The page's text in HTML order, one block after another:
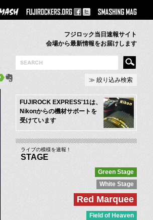
フジロック当日速報サイト
会場から最新情報をお届けします
≫ 絞り込み検索
FUJIROCK EXPRESS'11は、
Nikonからの機材サポートを
受けています
ライブの模様を速報！
STAGE
Green Stage
White Stage
Red Marquee
Field of Heaven